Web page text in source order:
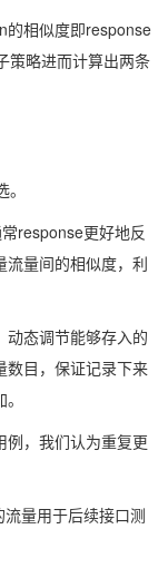
的相似度即response
策略进而计算出两条
response更好地反
流量间的相似度，利
动态调节能够存入的
数目，保证记录下来
例，我们认为重复更
量用于后续接口测